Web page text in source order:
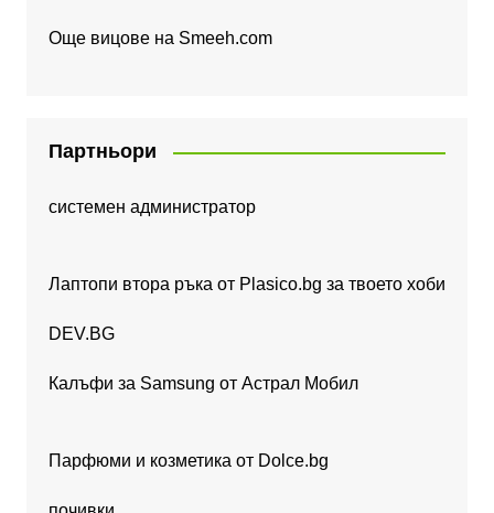
Още вицове на Smeeh.com
Партньори
системен администратор
Лаптопи втора ръка от Plasico.bg за твоето хоби
DEV.BG
Калъфи за Samsung от Астрал Мобил
Парфюми и козметика от Dolce.bg